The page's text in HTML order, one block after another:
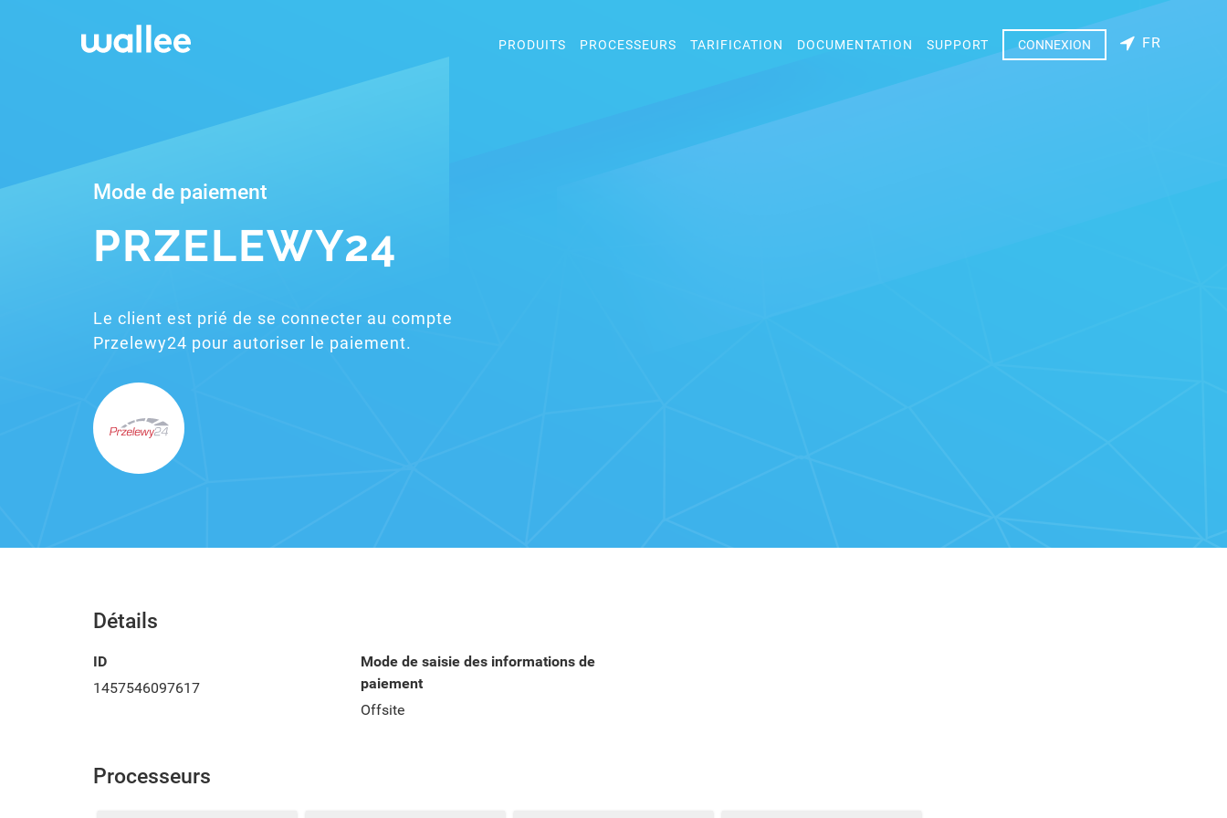
PRODUITS PROCESSEURS TARIFICATION DOCUMENTATION SUPPORT CONNEXION FR
Mode de paiement
PRZELEWY24
Le client est prié de se connecter au compte
Przelewy24 pour autoriser le paiement.
Détails
ID
1457546097617
Mode de saisie des informations de
paiement
Offsite
Processeurs